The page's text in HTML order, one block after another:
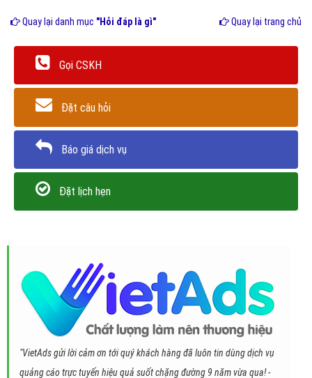
Quay lại danh mục "Hỏi đáp là gì" Quay lại trang chủ
Gọi CSKH
Đặt câu hỏi
Báo giá dịch vụ
Đặt lịch hẹn
"VietAds gửi lời cảm ơn tới quý khách hàng đã luôn tin dùng dịch vụ
quảng cáo trực tuyến hiệu quả suốt chặng đường 9 năm vừa qua! -